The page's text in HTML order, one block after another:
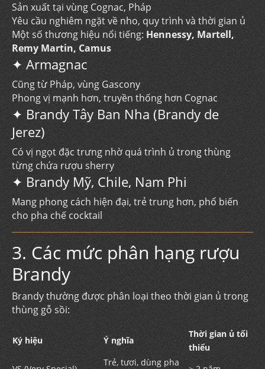
Sản xuất tại vùng Cognac, Pháp
Yêu cầu nghiêm ngặt về nho, quy trình và thời gian ủ
Một số thương hiệu nổi tiếng: Hennessy, Martell,
Remy Martin, Camus
✦ Armagnac
Cũng từ Pháp, vùng Gascony
Phong vị mạnh hơn, truyền thống hơn Cognac
✦ Brandy Tây Ban Nha (Brandy de
Jerez)
Có vị ngọt đặc trưng nhờ quá trình ủ trong thùng
từng chứa rượu sherry
✦ Brandy Mỹ, Chile, Nam Phi
Mang phong cách hiện đại, trẻ trung hơn, phổ biến
cho pha chế cocktail
3. Các mức phân hạng rượu
Brandy
Brandy thường được phân loại theo thời gian ủ trong
thùng gỗ sồi:
Ký hiệu Ý nghĩa
Thời gian ủ tối
thiểu
Trẻ, tươi, dùng pha